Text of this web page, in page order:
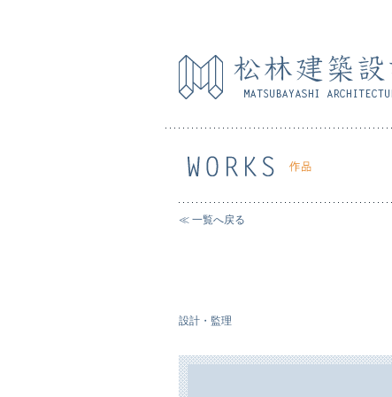
≪ 一覧へ戻る
設計・監理